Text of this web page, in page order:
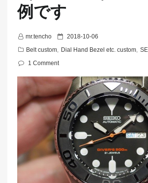
例です
mr.tencho
P
o
d
o
n
2018-10-06
Belt custom, Dial Hand Bezel etc. custom,
1 Comment